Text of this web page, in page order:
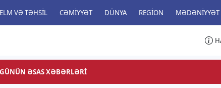
ELM VƏ TƏHSIL CƏMIYYƏT DÜNYA REGION MƏDƏNIYYƏT
GÜNÜN ƏSAS XƏBƏRLƏRI